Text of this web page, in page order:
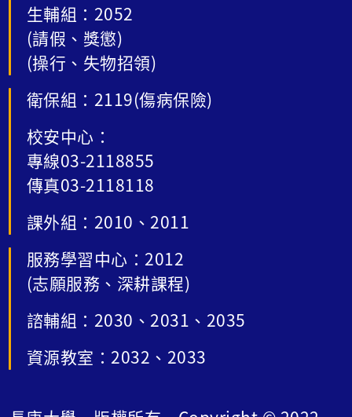
生輔組：2052
(請假、獎懲)
(操行、失物招領)
衛保組：2119(傷病保險)
校安中心：
專線03-2118855
傳真03-2118118
課外組：2010、2011
服務學習中心：2012
(志願服務、深耕課程)
諮輔組：2030、2031、2035
資源教室：2032、2033